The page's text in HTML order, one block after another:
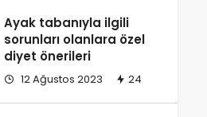
Ayak tabanıyla ilgili
sorunları olanlara özel
diyet önerileri
12 Ağustos 2023 24